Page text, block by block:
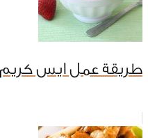
طريقة عمل ايس كريم